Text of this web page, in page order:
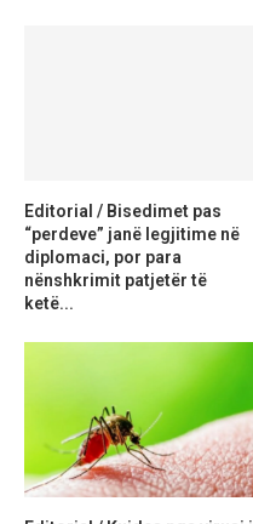
Editorial / Bisedimet pas
“perdeve” janë legjitime në
diplomaci, por para
nënshkrimit patjetër të
ketë...